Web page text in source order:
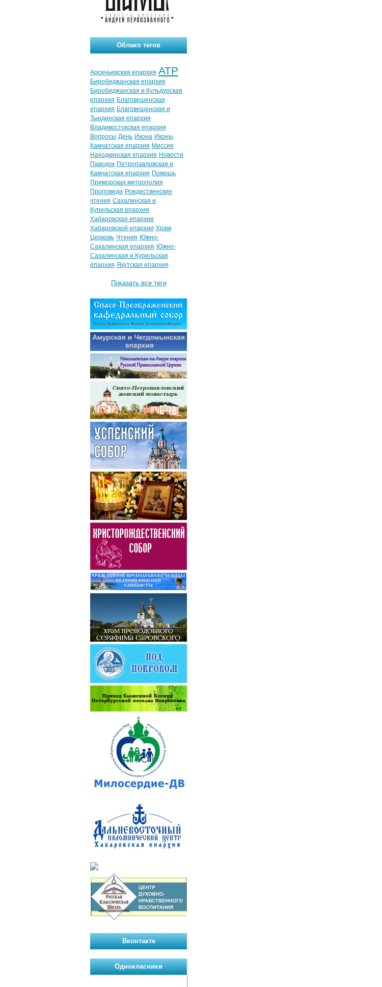
Облако тегов
Арсеньевская епархия АТР
Биробиджанская епархия
Биробиджанская и Кульдурская
епархия Благовещенская
епархия Благовещенская и
Тындинская епархия
Владивостокская епархия
Вопросы День Икона Иконы
Камчатская епархия Миссия
Находкинская епархия Новости
Паводок Петропавловская и
Камчатская епархия Помощь
Приморская митрополия
Проповеди Рождественские
чтения Сахалинская и
Курильская епархия
Хабаровская епархия
Хабаровской епархии Храм
Церковь Чтения Южно-
Сахалинская епархия Южно-
Сахалинская и Курильская
епархия Якутская епархия
Показать все теги
Вконтакте
Однокласники